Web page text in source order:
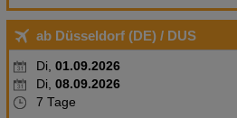
ab Düsseldorf (DE) / DUS
Di, 01.09.2026
Di, 08.09.2026
7 Tage